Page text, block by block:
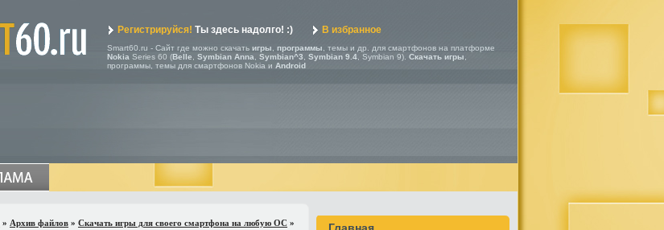
Регистрируйся! Ты здесь надолго! :) В избранное
Smart60.ru - Сайт где можно скачать игры программы , темы и др. для смартфонов на платформе
Nokia Series 60 (Belle Symbian Anna Symbian^3 Symbian 9.4 , Symbian 9). Скачать игры
программы, темы для смартфонов Nokia и Android
» Архив файлов » Скачать игры для своего смартфона на любую ОС »